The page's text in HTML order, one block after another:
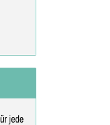
jede